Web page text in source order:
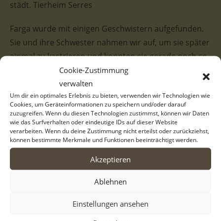
Cookie-Zustimmung
verwalten
Um dir ein optimales Erlebnis zu bieten, verwenden wir Technologien wie
Cookies, um Geräteinformationen zu speichern und/oder darauf
zuzugreifen. Wenn du diesen Technologien zustimmst, können wir Daten
wie das Surfverhalten oder eindeutige IDs auf dieser Website
verarbeiten. Wenn du deine Zustimmung nicht erteilst oder zurückziehst,
können bestimmte Merkmale und Funktionen beeinträchtigt werden.
Akzeptieren
Ablehnen
Einstellungen ansehen
städt. Tierheim Serres
Farga wurde mit einigen Geschwistern aufgefunden.
Sie und ihre Schwester nahmen wir auf, um sie später
einmal zu kastrieren und konnten sie gerade noch so
im städtischen Tierheim von Serres/Griechenland
unterbringen. Ihre Brüder mussten wir hingegen
wieder freilassen, da einfach nicht genügend
Kapazität vorhanden ist. Zumindest die Schwestern
können nun auf eine bessere Zukunft hoffen! Ihr
Ticket ins Glück wäre eine erfolgreiche Vermittlung zu
verantwortungsbewussten Menschen. Sind Sie
vielleicht einer von diesen?
neugierige Hündin. Sie ist zwar noch lange keine
Draufgängerin, sondern weiterhin schüchtern, aber